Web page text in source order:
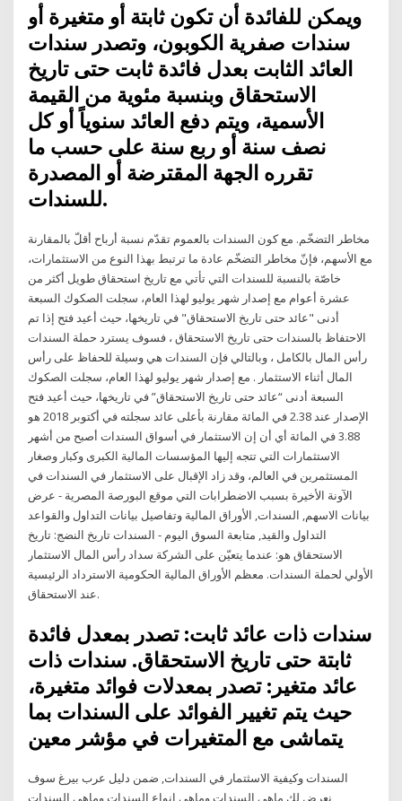
ويمكن للفائدة أن تكون ثابتة أو متغيرة أو
سندات صفرية الكوبون، وتصدر سندات
العائد الثابت بعدل فائدة ثابت حتى تاريخ
الاستحقاق وبنسبة مئوية من القيمة
الأسمية، ويتم دفع العائد سنوياً أو كل
نصف سنة أو ربع سنة على حسب ما
تقرره الجهة المقترضة أو المصدرة
للسندات.
مخاطر التضخّم. مع كون السندات بالعموم تقدّم نسبة أرباح أقلّ بالمقارنة
مع الأسهم، فإنّ مخاطر التضخّم عادة ما ترتبط بهذا النوع من الاستثمارات،
خاصّة بالنسبة للسندات التي تأتي مع تاريخ استحقاق طويل أكثر من
عشرة أعوام مع إصدار شهر يوليو لهذا العام، سجلت الصكوك السبعة
أدنى "عائد حتى تاريخ الاستحقاق" في تاريخها، حيث أعيد فتح إذا تم
الاحتفاظ بالسندات حتى تاريخ الاستحقاق ، فسوف يسترد حملة السندات
رأس المال بالكامل ، وبالتالي فإن السندات هي وسيلة للحفاظ على رأس
المال أثناء الاستثمار . مع إصدار شهر يوليو لهذا العام، سجلت الصكوك
السبعة أدنى “عائد حتى تاريخ الاستحقاق” في تاريخها، حيث أعيد فتح
الإصدار عند 2.38 في المائة مقارنة بأعلى عائد سجلته في أكتوبر 2018 هو
3.88 في المائة أي أن إن الاستثمار في أسواق السندات أصبح من أشهر
الاستثمارات التي تتجه إليها المؤسسات المالية الكبرى وكبار وصغار
المستثمرين في العالم، وقد زاد الإقبال على الاستثمار في السندات في
الآونة الأخيرة بسبب الاضطرابات التي موقع البورصة المصرية - عرض
بيانات الاسهم, السندات, الأوراق المالية وتفاصيل بيانات التداول والقواعد
التداول والقيد, متابعة السوق اليوم - السندات تاريخ النضج: تاريخ
الاستحقاق هو: عندما يتعيّن على الشركة سداد رأس المال الاستثمار
الأولي لحملة السندات. معظم الأوراق المالية الحكومية الاسترداد الرئيسية
عند الاستحقاق.
سندات ذات عائد ثابت: تصدر بمعدل فائدة
ثابتة حتى تاريخ الاستحقاق. سندات ذات
عائد متغير: تصدر بمعدلات فوائد متغيرة،
حيث يتم تغيير الفوائد على السندات بما
يتماشى مع المتغيرات في مؤشر معين
السندات وكيفية الاسثتمار في السندات, ضمن دليل عرب بيرغ سوف